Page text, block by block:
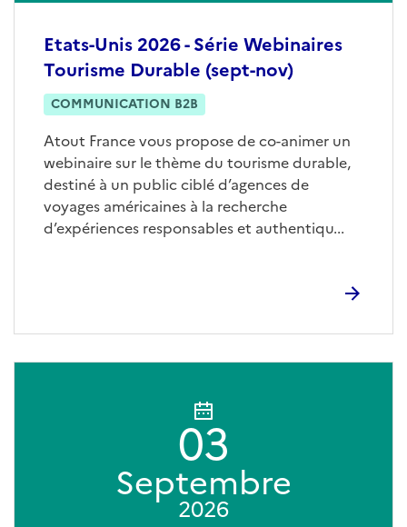
Etats-Unis 2026 - Série Webinaires
Tourisme Durable (sept-nov)
COMMUNICATION B2B
Atout France vous propose de co-animer un
webinaire sur le thème du tourisme durable,
destiné à un public ciblé d’agences de
voyages américaines à la recherche
d’expériences responsables et authentiqu...
03
Septembre
2026